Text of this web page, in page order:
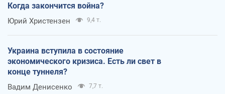
Когда закончится война?
Юрий Христензен 9,4 т.
Украина вступила в состояние
экономического кризиса. Есть ли свет в
конце туннеля?
Вадим Денисенко 7,7 т.